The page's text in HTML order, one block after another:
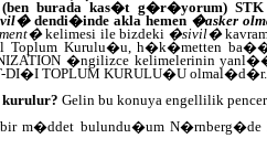
(ben burada kas�t g�r�yorum)
dendi�inde akla hemen �asker
kelimesi ile bizdeki �sivil�
Toplum Kurulu�u, h�k�metten
�ngilizce kelimelerinin
TOPLUM KURULU�U olmal�d�r.
kurulur? Gelin bu konuya engellilik
m�ddet bulundu�um